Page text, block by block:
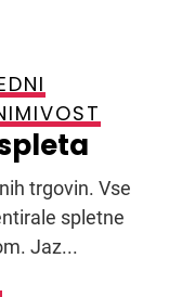
trgovin. Vse
spletne
Jaz...